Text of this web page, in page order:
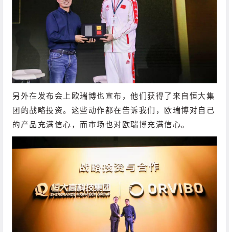
另外在发布会上欧瑞博也宣布，他们获得了来自恒大集
团的战略投资。 这些动作都在告诉我们，欧瑞博对自己
的产品充满信心，而市场也对欧瑞博充满信心。